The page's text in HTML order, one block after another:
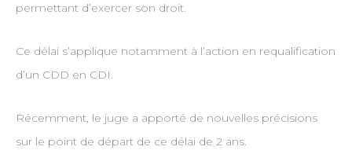
permettant d’exercer son droit.
Ce délai s’applique notamment à l’action en requalification
d’un CDD en CDI.
Récemment, le juge a apporté de nouvelles précisions
sur le point de départ de ce délai de 2 ans.